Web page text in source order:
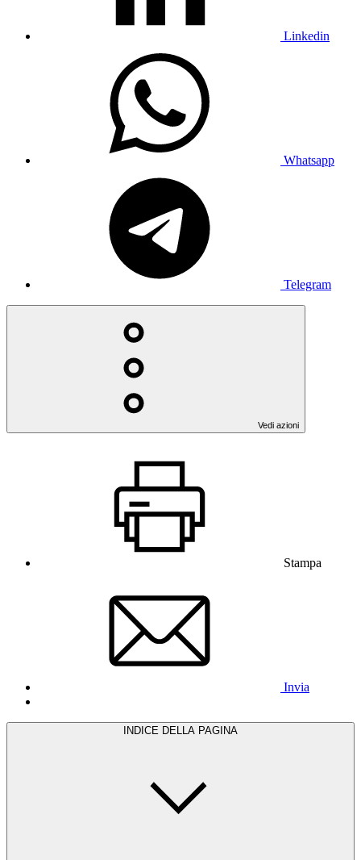
Linkedin
Whatsapp
Telegram
Vedi azioni
Stampa
Invia
INDICE DELLA PAGINA